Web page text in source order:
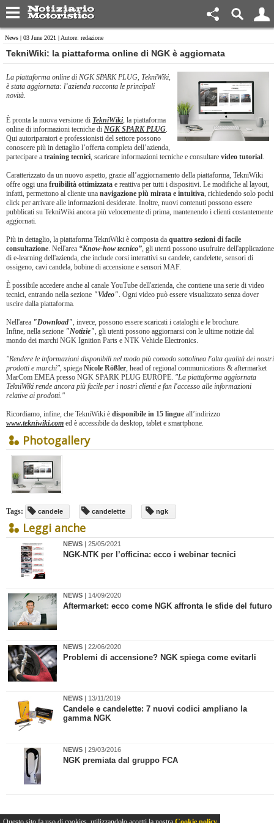
News | 03 June 2021 | Autore: redazione
​TekniWiki: la piattaforma online di NGK è aggiornata
La piattaforma online di NGK SPARK PLUG, TekniWiki,
è stata aggiornata: l’azienda racconta le principali
novità.
È pronta la nuova versione di TekniWiki, la piattaforma
online di informazioni tecniche di NGK SPARK PLUG.
Qui autoriparatori e professionisti del settore possono
conoscere più in dettaglio l’offerta completa dell’azienda,
partecipare a training tecnici, scaricare informazioni tecniche e consultare video tutorial.
Caratterizzato da un nuovo aspetto, grazie all’aggiornamento della piattaforma, TekniWiki
offre oggi una fruibilità ottimizzata e reattiva per tutti i dispositivi. Le modifiche al layout,
infatti, permettono al cliente una navigazione più mirata e intuitiva, richiedendo solo pochi
click per arrivare alle informazioni desiderate. Inoltre, nuovi contenuti possono essere
pubblicati su TekniWiki ancora più velocemente di prima, mantenendo i clienti costantemente
aggiornati.
Più in dettaglio, la piattaforma TekniWiki è composta da quattro sezioni di facile
consultazione. Nell'area “Know-how tecnico”, gli utenti possono usufruire dell'applicazione
di e-learning dell'azienda, che include corsi interattivi su candele, candelette, sensori di
ossigeno, cavi candela, bobine di accensione e sensori MAF.
È possibile accedere anche al canale YouTube dell'azienda, che contiene una serie di video
tecnici, entrando nella sezione "Video". Ogni video può essere visualizzato senza dover
uscire dalla piattaforma.
Nell'area "Download", invece, possono essere scaricati i cataloghi e le brochure.
Infine, nella sezione "Notizie", gli utenti possono aggiornarsi con le ultime notizie dal
mondo dei marchi NGK Ignition Parts e NTK Vehicle Electronics.
"Rendere le informazioni disponibili nel modo più comodo sottolinea l'alta qualità dei nostri
prodotti e marchi", spiega Nicole Rößler, head of regional communications & aftermarket
MarCom EMEA presso NGK SPARK PLUG EUROPE. "La piattaforma aggiornata
TekniWiki rende ancora più facile per i nostri clienti e fan l'accesso alle informazioni
relative ai prodotti."
Ricordiamo, infine, che TekniWiki è disponibile in 15 lingue all’indirizzo
www.tekniwiki.com ed è accessibile da desktop, tablet e smartphone.
Photogallery
Tags: candele candelette ngk
Leggi anche
NEWS | 25/05/2021
​NGK-NTK per l’officina: ecco i webinar tecnici
NEWS | 14/09/2020
Aftermarket: ecco come NGK affronta le sfide del futuro
NEWS | 22/06/2020
Problemi di accensione? NGK spiega come evitarli
NEWS | 13/11/2019
​Candele e candelette: 7 nuovi codici ampliano la
gamma NGK
NEWS | 29/03/2016
NGK premiata dal gruppo FCA